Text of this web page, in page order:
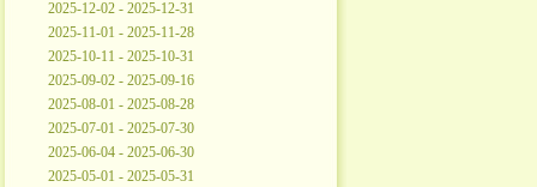
2025-12-02 - 2025-12-31
2025-11-01 - 2025-11-28
2025-10-11 - 2025-10-31
2025-09-02 - 2025-09-16
2025-08-01 - 2025-08-28
2025-07-01 - 2025-07-30
2025-06-04 - 2025-06-30
2025-05-01 - 2025-05-31